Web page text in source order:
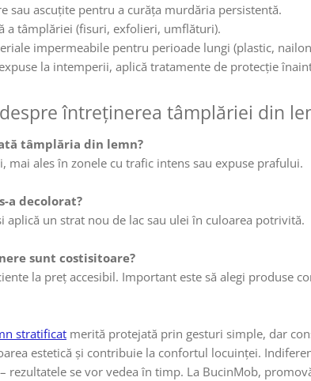
sau ascuțite pentru a curăța murdăria persistentă.
a tâmplăriei (fisuri, exfolieri, umflături).
impermeabile pentru perioade lungi (plastic,
la intemperii, aplică tratamente de protecție
întreținerea tâmplăriei din
tâmplăria din lemn?
mai ales în zonele cu trafic intens sau expuse prafului.
a decolorat?
aplică un strat nou de lac sau ulei în culoarea potrivită.
sunt costisitoare?
la preț accesibil. Important este să alegi produse
stratificat merită protejată prin gesturi simple, dar
estetică și contribuie la confortul locuinței.
rezultatele se vor vedea în timp. La BucinMob,